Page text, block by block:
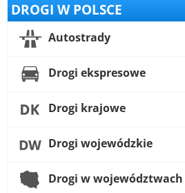
DROGI W POLSCE
Autostrady
Drogi ekspresowe
Drogi krajowe
Drogi wojewódzkie
Drogi w województwach